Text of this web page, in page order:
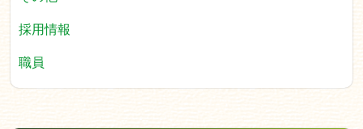
採用情報
職員